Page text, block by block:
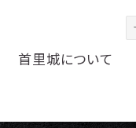
首里城について